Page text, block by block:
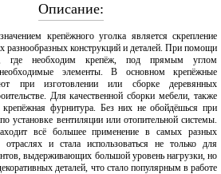
Описание:
крепёжного уголка является скрепление
разнообразных конструкций и деталей. При помощи
где необходим крепёж, под прямым углом
необходимые элементы. В основном крепёжные
при изготовлении или сборке деревянных
Для качественной сборки мебели, также
крепёжная фурнитура. Без них не обойдёшься при
установке вентиляции или отопительной системы.
всё большее применение в самых разных
отраслях и стала использоваться не только для
выдерживающих большой уровень нагрузки, но
деталей, что стало популярным в работе